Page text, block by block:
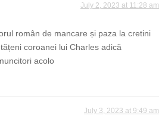
July 2, 2023 at 11:28 am
român de mancare și paza la cretini
coroanei lui Charles adică
acolo
July 3, 2023 at 9:49 am